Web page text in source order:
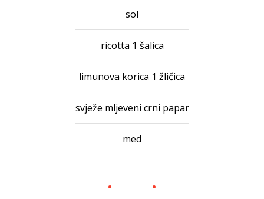
sol
ricotta 1 šalica
limunova korica 1 žličica
svježe mljeveni crni papar
med